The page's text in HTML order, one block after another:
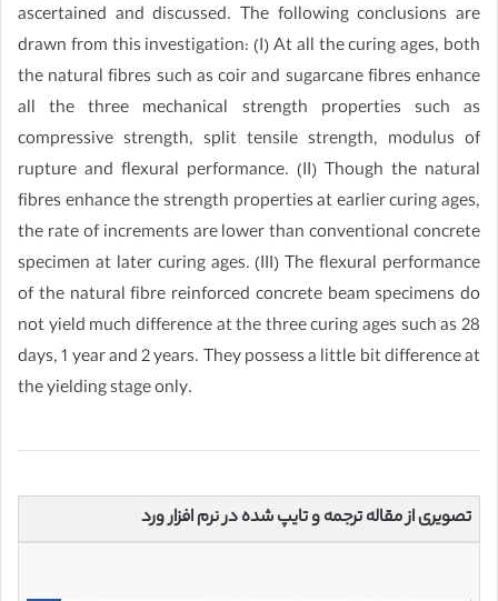
ascertained and discussed. The following conclusions are
drawn from this investigation: (I) At all the curing ages, both
the natural fibres such as coir and sugarcane fibres enhance
all the three mechanical strength properties such as
compressive strength, split tensile strength, modulus of
rupture and flexural performance. (II) Though the natural
fibres enhance the strength properties at earlier curing ages,
the rate of increments are lower than conventional concrete
specimen at later curing ages. (III) The flexural performance
of the natural fibre reinforced concrete beam specimens do
not yield much difference at the three curing ages such as 28
days, 1 year and 2 years. They possess a little bit difference at
the yielding stage only.
تصویری از مقاله ترجمه و تایپ شده در نرم افزار ورد